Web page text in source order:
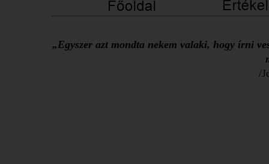
„Egyszer azt mondta nekem valaki, hogy írni
/